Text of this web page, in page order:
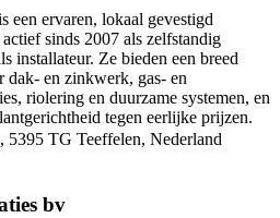
een ervaren, lokaal gevestigd
sinds 2007 als zelfstandig
installateur. Ze bieden een breed
dak- en zinkwerk, gas- en
riolering en duurzame systemen, en
tegen eerlijke prijzen.
5395 TG Teeffelen, Nederland
bv